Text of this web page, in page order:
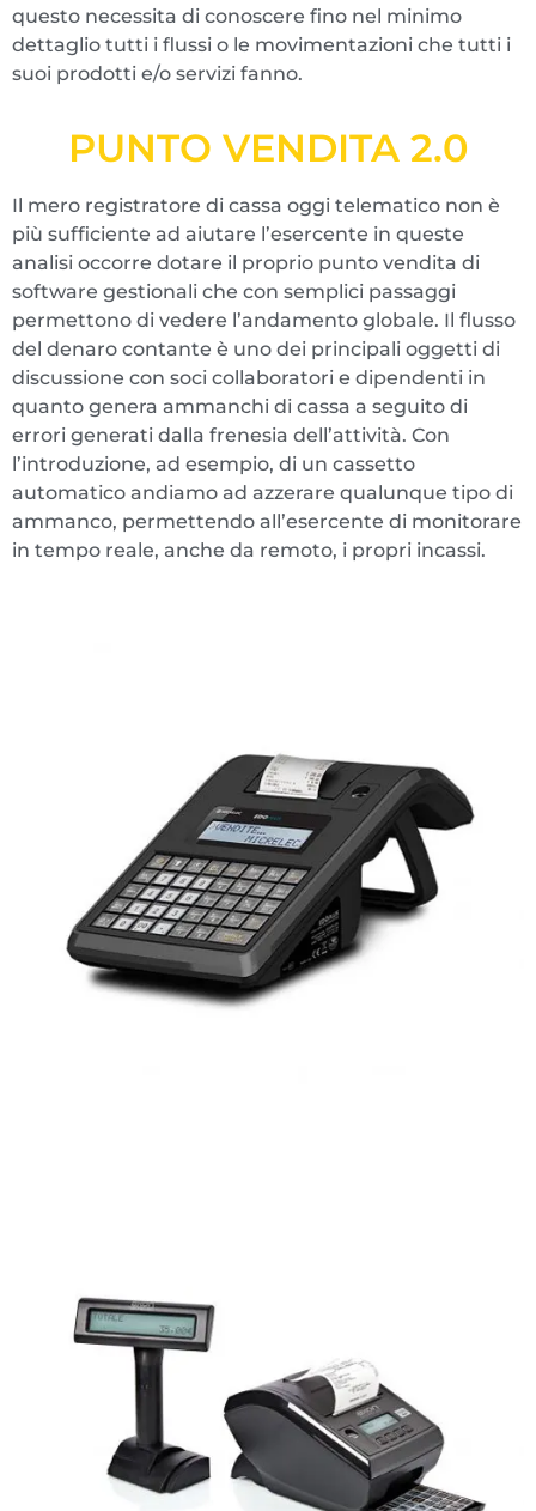
questo necessita di conoscere fino nel minimo
dettaglio tutti i flussi o le movimentazioni che tutti i
suoi prodotti e/o servizi fanno.
PUNTO VENDITA 2.0
Il mero registratore di cassa oggi telematico non è
più sufficiente ad aiutare l’esercente in queste
analisi occorre dotare il proprio punto vendita di
software gestionali che con semplici passaggi
permettono di vedere l’andamento globale. Il flusso
del denaro contante è uno dei principali oggetti di
discussione con soci collaboratori e dipendenti in
quanto genera ammanchi di cassa a seguito di
errori generati dalla frenesia dell’attività. Con
l’introduzione, ad esempio, di un cassetto
automatico andiamo ad azzerare qualunque tipo di
ammanco, permettendo all’esercente di monitorare
in tempo reale, anche da remoto, i propri incassi.